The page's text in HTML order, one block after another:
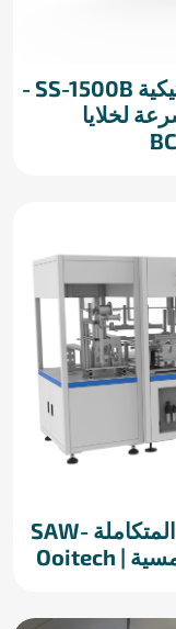
آلة لحام الخلايا الشمسية الأوتوماتيكية SS-1500B -
لخلايا
آلة التجميع واللحام الأوتوماتيكية المتكاملة SAW-